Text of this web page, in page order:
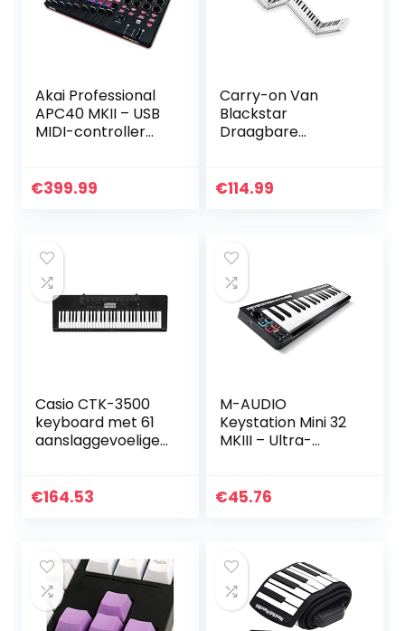
Akai Professional
APC40 MKII – USB
MIDI-controller
Ableton Live Lite
Software Suite
€399.99
Carry-on Van
Blackstar
Draagbare
88 Toetsen USB
€114.99
Casio CTK-3500
keyboard met 61
aanslaggevoelige
begeleidingsauto
€164.53
M-AUDIO
Keystation Mini 32
MKIII – Ultra-
Controller
€45.76